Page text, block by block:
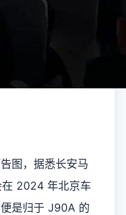
图，据悉长安马
2024 年北京车
是归于 J90A 的